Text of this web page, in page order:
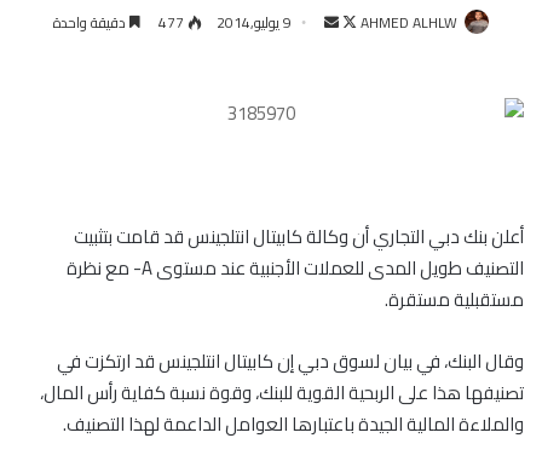
AHMED ALHLW
تابعأرسل 9 يوليو,2014 477 دقيقة واحدة
أعلن بنك دبي التجاري أن وكالة كابيتال انتلجينس قد قامت بتثبيت
التصنيف طويل المدى للعملات الأجنبية عند مستوى A- مع نظرة
مستقبلية مستقرة.
وقال البنك، في بيان لسوق دبي إن كابيتال انتلجينس قد ارتكزت في
تصنيفها هذا على الربحية القوية للبنك، وقوة نسبة كفاية رأس المال،
والملاءة المالية الجيدة باعتبارها العوامل الداعمة لهذا التصنيف.